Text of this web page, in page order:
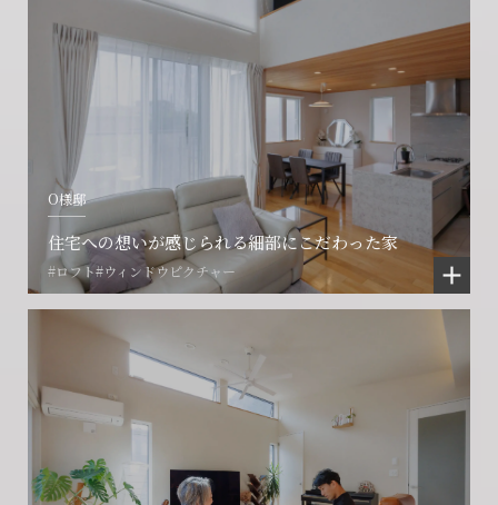
O様邸
住宅への想いが感じられる細部にこだわった家
#ロフト#ウィンドウピクチャー